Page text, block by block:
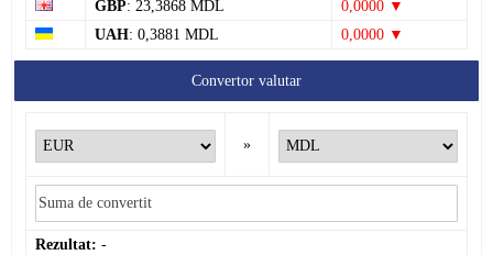
Convertor valutar
»